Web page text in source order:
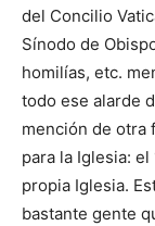
del Concilio
Sínodo de
homilías, etc.
todo ese alarde
mención de otra
para la Iglesia:
propia Iglesia.
bastante gente